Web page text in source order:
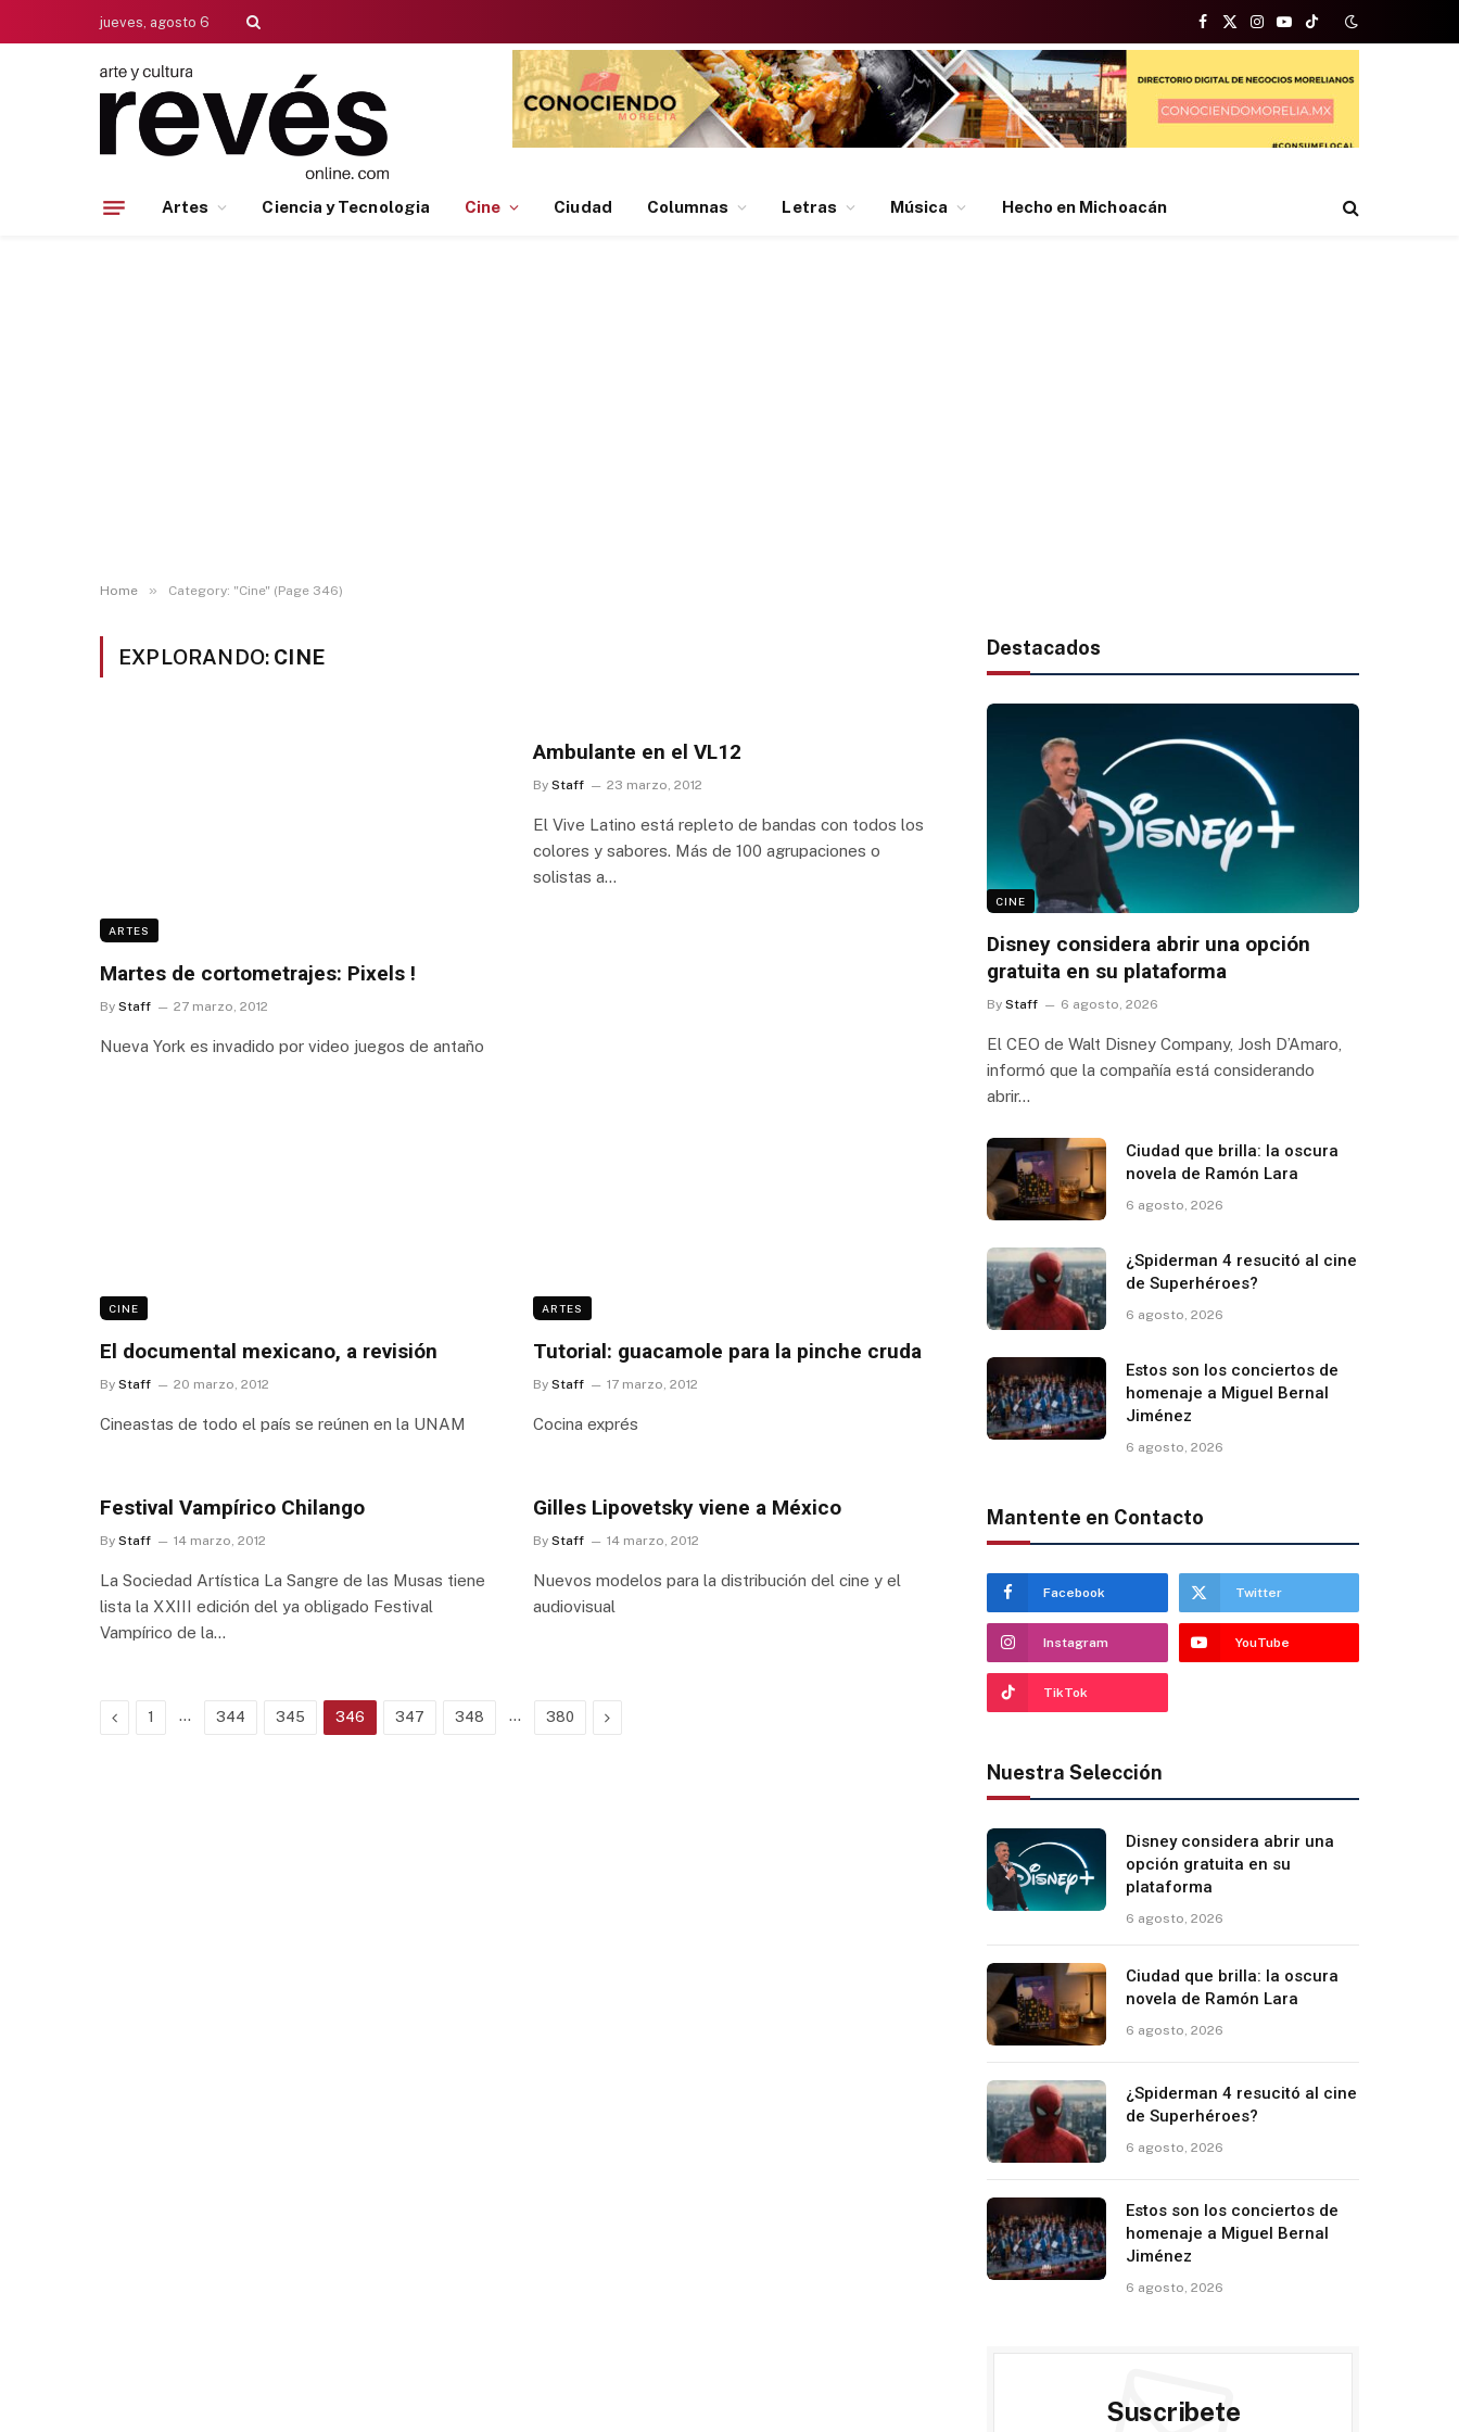
jueves, agosto 6
Facebook
X
(Twitter)
Instagram
YouTubeTikTok
Artes Ciencia y Tecnologia Cine Ciudad Columnas Letras Música Hecho en Michoacán
Home » Category: "Cine" (Page 346)
EXPLORANDO: CINE
ARTES
Martes de cortometrajes: Pixels !
By Staff 27 marzo, 2012
Nueva York es invadido por video juegos de antaño
Ambulante en el VL12
By Staff 23 marzo, 2012
El Vive Latino está repleto de bandas con todos los
colores y sabores. Más de 100 agrupaciones o
solistas a…
CINE
El documental mexicano, a revisión
By Staff 20 marzo, 2012
Cineastas de todo el país se reúnen en la UNAM
ARTES
Tutorial: guacamole para la pinche cruda
By Staff 17 marzo, 2012
Cocina exprés
Festival Vampírico Chilango
By Staff 14 marzo, 2012
La Sociedad Artística La Sangre de las Musas tiene
lista la XXIII edición del ya obligado Festival
Vampírico de la…
Gilles Lipovetsky viene a México
By Staff 14 marzo, 2012
Nuevos modelos para la distribución del cine y el
audiovisual
Previous
1 … 344 345 346 347 348 … 380 Next
Destacados
CINE
Disney considera abrir una opción
gratuita en su plataforma
By Staff 6 agosto, 2026
El CEO de Walt Disney Company, Josh D’Amaro,
informó que la compañía está considerando
abrir…
Ciudad que brilla: la oscura
novela de Ramón Lara
6 agosto, 2026
¿Spiderman 4 resucitó al cine
de Superhéroes?
6 agosto, 2026
Estos son los conciertos de
homenaje a Miguel Bernal
Jiménez
6 agosto, 2026
Mantente en Contacto
Facebook Twitter
Instagram YouTube
TikTok
Nuestra Selección
Disney considera abrir una
opción gratuita en su
plataforma
6 agosto, 2026
Ciudad que brilla: la oscura
novela de Ramón Lara
6 agosto, 2026
¿Spiderman 4 resucitó al cine
de Superhéroes?
6 agosto, 2026
Estos son los conciertos de
homenaje a Miguel Bernal
Jiménez
6 agosto, 2026
Suscribete